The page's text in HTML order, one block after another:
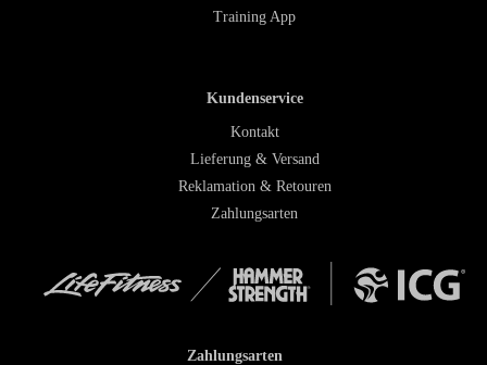
Training App
Kundenservice
Kontakt
Lieferung & Versand
Reklamation & Retouren
Zahlungsarten
Zahlungsarten